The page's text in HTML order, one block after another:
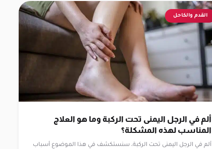
القدم والكاحل
ألم في الرجل اليمنى تحت الركبة وما هو العلاج
المناسب لهذه المشكلة؟
ألم في الرجل اليمنى تحت الركبة، سنستكشف في هذا الموضوع أسباب